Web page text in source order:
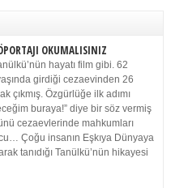
OKUMALISINIZ
hayatı film gibi. 62
girdiği cezaevinden 26
çıkmış. Özgürlüğe ilk adımı
buraya!” diye bir söz vermiş
cezaevlerinde mahkumları
Çoğu insanın Eşkıya Dünyaya
tanıdığı Tanülkü’nün hikayesi